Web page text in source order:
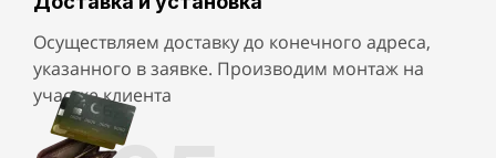
Осуществляем доставку до конечного адреса,
указанного в заявке. Производим монтаж на
участке клиента